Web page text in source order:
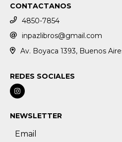
CONTACTANOS
4850-7854
inpazlibros@gmail.com
Av. Boyaca 1393, Buenos
REDES SOCIALES
NEWSLETTER